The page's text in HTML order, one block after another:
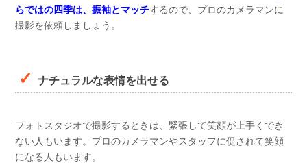
らではの四季は、振袖とマッチするので、プロのカメラマンに
撮影を依頼しましょう。
ナチュラルな表情を出せる
フォトスタジオで撮影するときは、緊張して笑顔が上手くでき
ない人もいます。プロのカメラマンやスタッフに促されて笑顔
になる人もいます。